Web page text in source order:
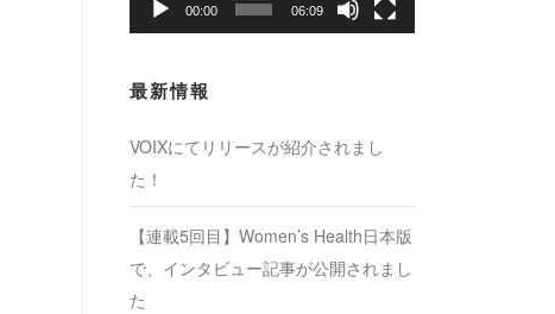
ー
00:00 06:09
最新情報
VOIXにてリリースが紹介されまし
た！
【連載5回目】Women’s Health日本版
で、インタビュー記事が公開されまし
た